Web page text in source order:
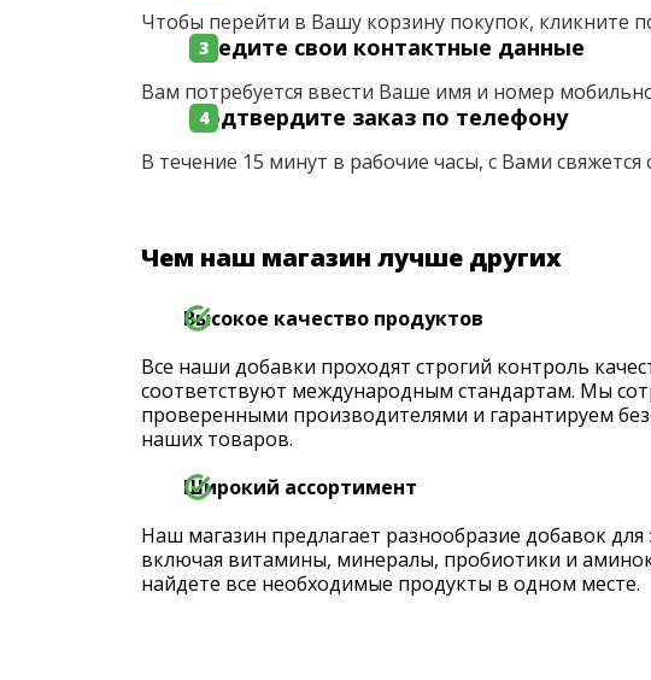
Чтобы перейти в Вашу корзину покупок, кликните
Введите свои контактные данные
Вам потребуется ввести Ваше имя и номер
Подтвердите заказ по телефону
В течение 15 минут в рабочие часы, с Вами
Чем наш магазин лучше других
Высокое качество продуктов
Все наши добавки проходят строгий контроль
соответствуют международным стандартам. Мы
проверенными производителями и гарантируем
наших товаров.
Широкий ассортимент
Наш магазин предлагает разнообразие добавок для
включая витамины, минералы, пробиотики и
найдете все необходимые продукты в одном месте.